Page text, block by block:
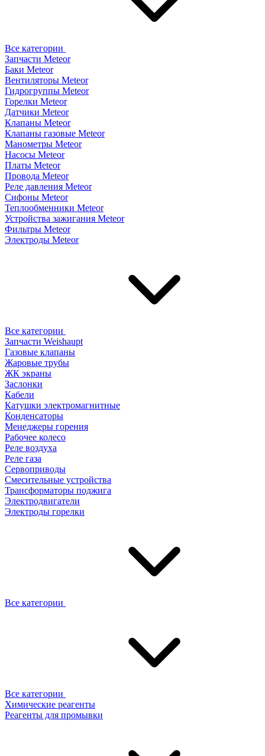
Все категории
Запчасти Meteor
Баки Meteor
Вентиляторы Meteor
Гидрогруппы Meteor
Горелки Meteor
Датчики Meteor
Клапаны Meteor
Клапаны газовые Meteor
Манометры Meteor
Насосы Meteor
Платы Meteor
Провода Meteor
Реле давления Meteor
Сифоны Meteor
Теплообменники Meteor
Устройства зажигания Meteor
Фильтры Meteor
Электроды Meteor
Все категории
Запчасти Weishaupt
Газовые клапаны
Жаровые трубы
ЖК экраны
Заслонки
Кабели
Катушки электромагнитные
Конденсаторы
Менеджеры горения
Рабочее колесо
Реле воздухa
Реле газа
Сервоприводы
Смесительные устройства
Трансформаторы поджига
Электродвигатели
Электроды горелки
Все категории
Все категории
Химические реагенты
Реагенты для промывки